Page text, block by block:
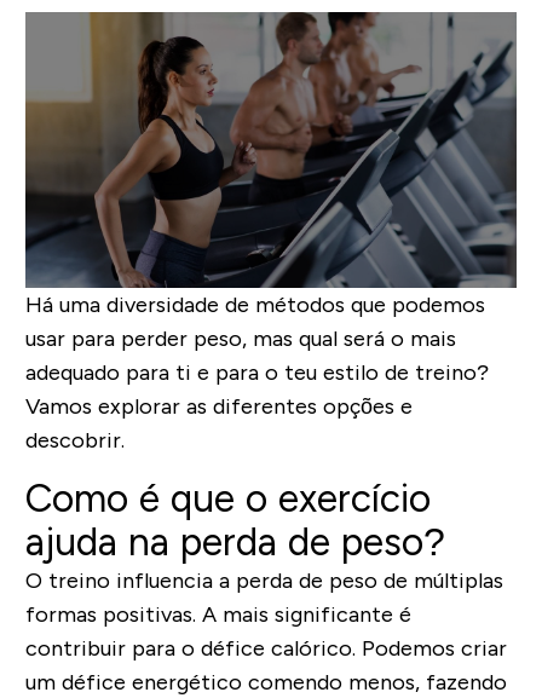
Há uma diversidade de métodos que podemos
usar para perder peso, mas qual será o mais
adequado para ti e para o teu estilo de treino?
Vamos explorar as diferentes opções e
descobrir.
Como é que o exercício
ajuda na perda de peso?
O treino influencia a perda de peso de múltiplas
formas positivas. A mais significante é
contribuir para o défice calórico. Podemos criar
um défice energético comendo menos, fazendo